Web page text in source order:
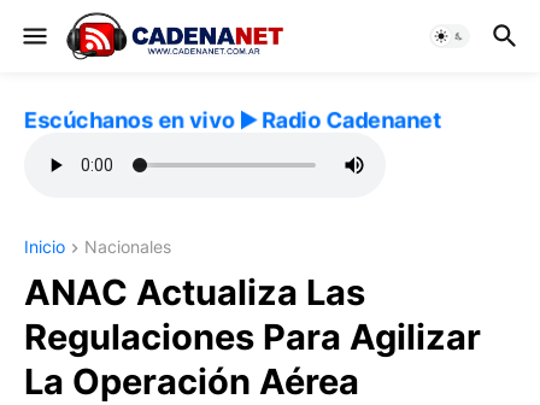
Escúchanos en vivo ▶️ Radio Cadenanet
Inicio Nacionales
ANAC Actualiza Las
Regulaciones Para Agilizar
La Operación Aérea